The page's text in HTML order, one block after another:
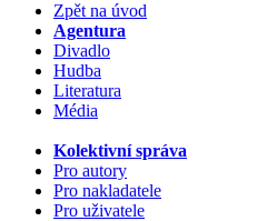
Zpět na úvod
Agentura
Divadlo
Hudba
Literatura
Média
Kolektivní správa
Pro autory
Pro nakladatele
Pro uživatele